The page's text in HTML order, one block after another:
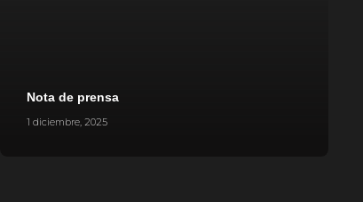
Nota de prensa
1 diciembre, 2025